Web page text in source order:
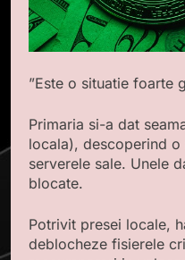
”Este o situatie foarte
Primaria si-a dat
locala), descoperind
serverele sale. Unele
blocate.
Potrivit presei locale,
deblocheze fisierele